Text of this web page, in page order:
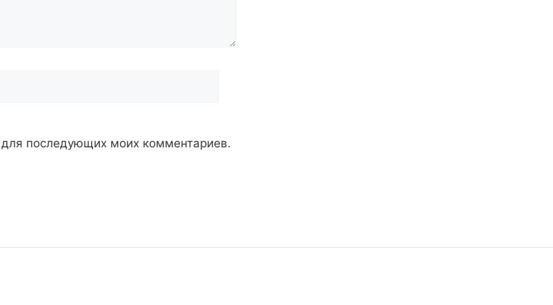
последующих моих комментариев.